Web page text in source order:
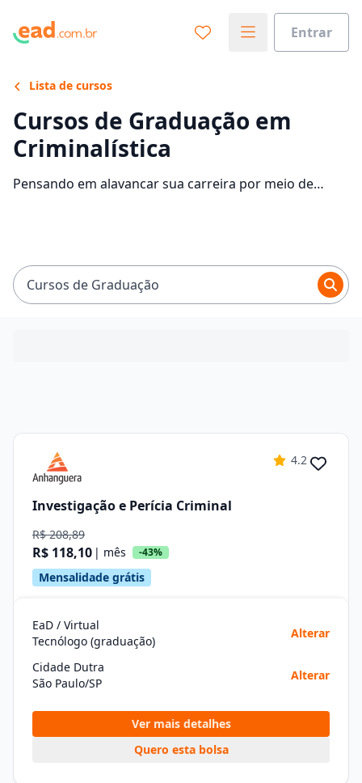
Entrar
Lista de cursos
Cursos de Graduação em
Criminalística
Pensando em alavancar sua carreira por meio de
Cursos de Graduação
4.2
Investigação e Perícia Criminal
R$ 208,89
R$ 118,10 | mês -43%
Mensalidade grátis
EaD / Virtual
Tecnólogo (graduação)
Alterar
Cidade Dutra
São Paulo/SP
Alterar
Ver mais detalhes
Quero esta bolsa